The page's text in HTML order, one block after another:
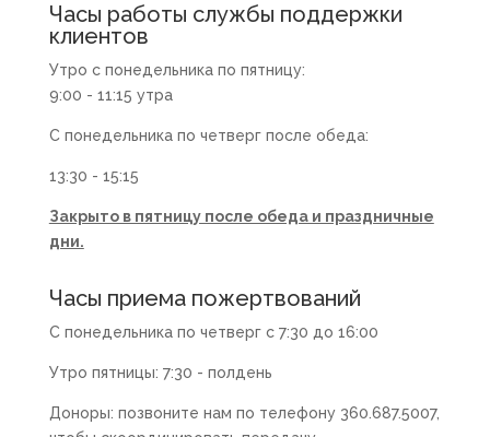
Часы работы службы поддержки
клиентов
Утро с понедельника по пятницу:
9:00 - 11:15 утра
С понедельника по четверг после обеда:
13:30 - 15:15
Закрыто в пятницу после обеда и праздничные
дни.
Часы приема пожертвований
С понедельника по четверг с 7:30 до 16:00
Утро пятницы: 7:30 - полдень
Доноры: позвоните нам по телефону 360.687.5007,